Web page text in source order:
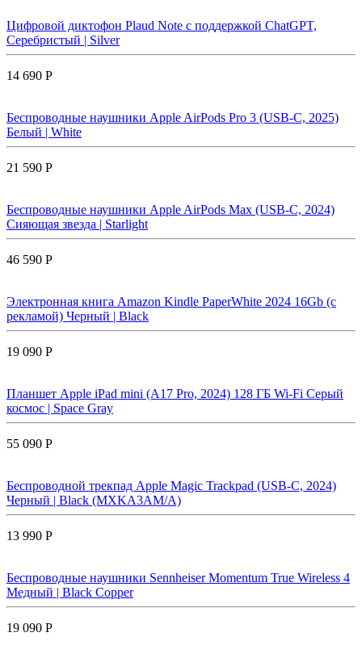
Цифровой диктофон Plaud Note с поддержкой ChatGPT,
Серебристый | Silver
14 690 Р
Беспроводные наушники Apple AirPods Pro 3 (USB-C, 2025)
Белый | White
21 590 Р
Беспроводные наушники Apple AirPods Max (USB-C, 2024)
Сияющая звезда | Starlight
46 590 Р
Электронная книга Amazon Kindle PaperWhite 2024 16Gb (с
рекламой) Черный | Black
19 090 Р
Планшет Apple iPad mini (A17 Pro, 2024) 128 ГБ Wi-Fi Cерый
космос | Space Gray
55 090 Р
Беспроводной трекпад Apple Magic Trackpad (USB-C, 2024)
Черный | Black (MXKA3AM/A)
13 990 Р
Беспроводные наушники Sennheiser Momentum True Wireless 4
Медный | Black Copper
19 090 Р